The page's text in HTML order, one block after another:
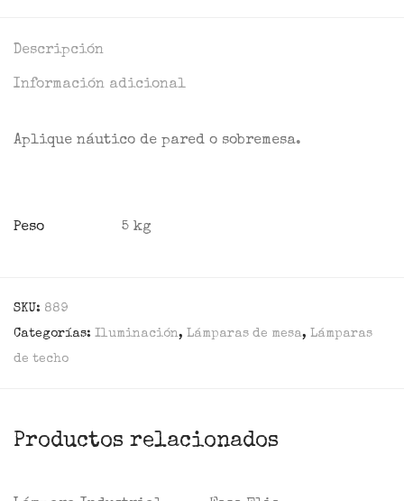
Descripción
Información adicional
Aplique náutico de pared o sobremesa.
Peso 5 kg
SKU: 889
Categorías: Iluminación, Lámparas de mesa, Lámparas
de techo
Productos relacionados